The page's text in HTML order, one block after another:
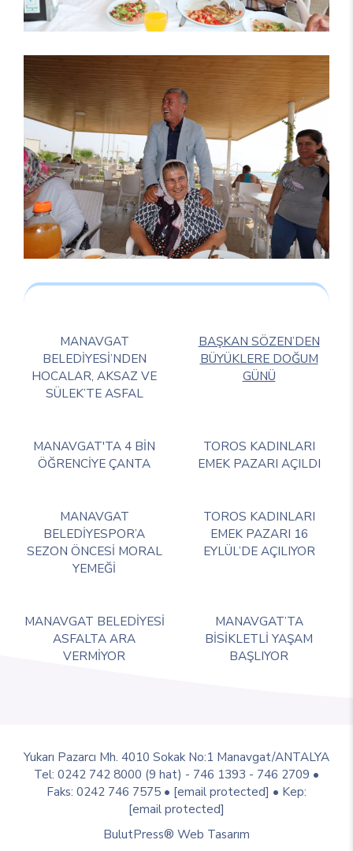
MANAVGAT
BELEDİYESİ’NDEN
HOCALAR, AKSAZ VE
SÜLEK’TE ASFAL
BAŞKAN SÖZEN’DEN
BÜYÜKLERE DOĞUM
GÜNÜ
MANAVGAT'TA 4 BİN
ÖĞRENCİYE ÇANTA
TOROS KADINLARI
EMEK PAZARI AÇILDI
MANAVGAT
BELEDİYESPOR’A
SEZON ÖNCESİ MORAL
YEMEĞİ
TOROS KADINLARI
EMEK PAZARI 16
EYLÜL’DE AÇILIYOR
MANAVGAT BELEDİYESİ
ASFALTA ARA
VERMİYOR
MANAVGAT’TA
BİSİKLETLİ YAŞAM
BAŞLIYOR
Yukarı Pazarcı Mh. 4010 Sokak No:1 Manavgat/ANTALYA
Tel: 0242 742 8000 (9 hat) - 746 1393 - 746 2709 •
Faks: 0242 746 7575 • [email protected] • Kep:
[email protected]
BulutPress® Web Tasarım